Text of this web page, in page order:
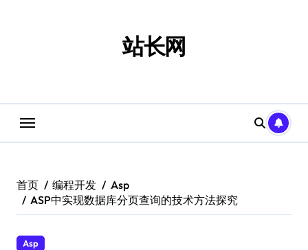
站长网
首页 编程开发
Asp
ASP中实现数据库分页查询的技术方法探究
Asp